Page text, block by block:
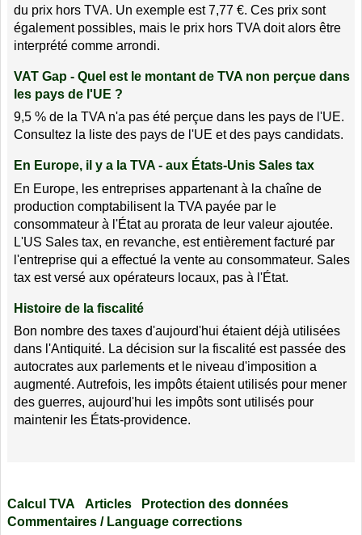
du prix hors TVA. Un exemple est 7,77 €. Ces prix sont
également possibles, mais le prix hors TVA doit alors être
interprété comme arrondi.
VAT Gap - Quel est le montant de TVA non perçue dans
les pays de l'UE ?
9,5 % de la TVA n'a pas été perçue dans les pays de l'UE.
Consultez la liste des pays de l'UE et des pays candidats.
En Europe, il y a la TVA - aux États-Unis Sales tax
En Europe, les entreprises appartenant à la chaîne de
production comptabilisent la TVA payée par le
consommateur à l'État au prorata de leur valeur ajoutée.
L'US Sales tax, en revanche, est entièrement facturé par
l'entreprise qui a effectué la vente au consommateur. Sales
tax est versé aux opérateurs locaux, pas à l'État.
Histoire de la fiscalité
Bon nombre des taxes d'aujourd'hui étaient déjà utilisées
dans l'Antiquité. La décision sur la fiscalité est passée des
autocrates aux parlements et le niveau d'imposition a
augmenté. Autrefois, les impôts étaient utilisés pour mener
des guerres, aujourd'hui les impôts sont utilisés pour
maintenir les États-providence.
Calcul TVA Articles
Protection des données
Commentaires / Language corrections